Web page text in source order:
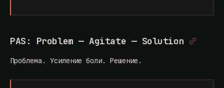
PAS: Problem — Agitate — Solution
Проблема. Усиление боли. Решение.